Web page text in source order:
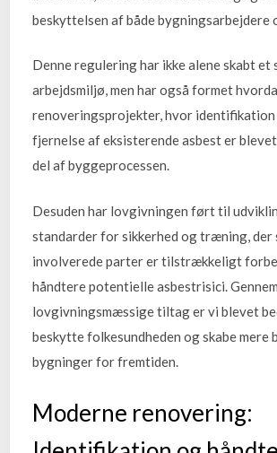
beskyttelsen af både bygningsarbejdere
Denne regulering har ikke alene skabt et
arbejdsmiljø, men har også formet
renoveringsprojekter, hvor identifikation
fjernelse af eksisterende asbest er
del af byggeprocessen.
Desuden har lovgivningen ført til
standarder for sikkerhed og træning, der
involverede parter er tilstrækkeligt
håndtere potentielle asbestrisici.
lovgivningsmæssige tiltag er vi blevet
beskytte folkesundheden og skabe
bygninger for fremtiden.
Moderne renovering: